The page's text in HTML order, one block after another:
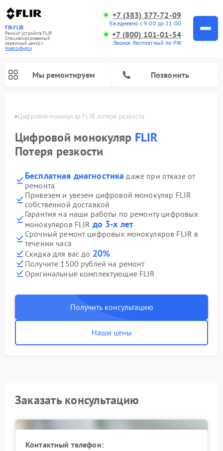
FIX-FLIR
Ремонт устройств FLIR
Специализированный
cервисный центр г.
Новосибирск
+7 (383) 377-72-09
Ежедневно с 9:00 до 21:00
+7 (800) 101-01-54
Звонок бесплатный по РФ
Мы ремонтируем Позвонить
Цифровой монокуляр FLIR потеря резкости
Цифровой монокуляр FLIR
Потеря резкости
Бесплатная диагностика даже при отказе от
ремонта
Привезем и увезем цифровой монокуляр FLIR
собственной доставкой
Гарантия на наши работы по ремонту цифровых
монокуляров FLIR до 3-х лет
Срочный ремонт цифровых монокуляров FLIR в
течении часа
Скидка для вас до 20%
Получите 1500 рублей на ремонт
Оригинальные комплектующие FLIR
Получить консультацию
Наши цены
Заказать консультацию
Контактный телефон: